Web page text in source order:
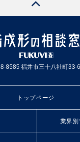
8585 福井市三十八社町33-
トップページ
業界別